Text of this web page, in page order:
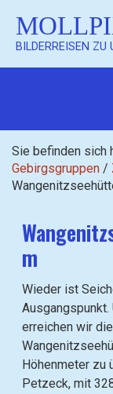
BILDERREISEN ZU
Sie befinden sich
Gebirgsgruppen /
m
Wieder ist
erreichen wir
Höhenmeter zu
Petzeck, mit